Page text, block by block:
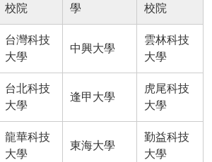
校院
學
校院
台灣科技
大學
中興大學
雲林科技
大學
台北科技
大學
逢甲大學
虎尾科技
大學
龍華科技
大學
東海大學
勤益科技
大學